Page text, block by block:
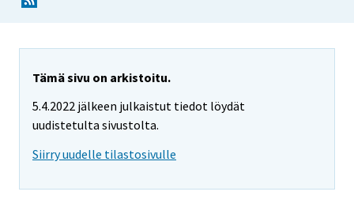
Tämä sivu on arkistoitu.
5.4.2022 jälkeen julkaistut tiedot löydät
uudistetulta sivustolta.
Siirry uudelle tilastosivulle